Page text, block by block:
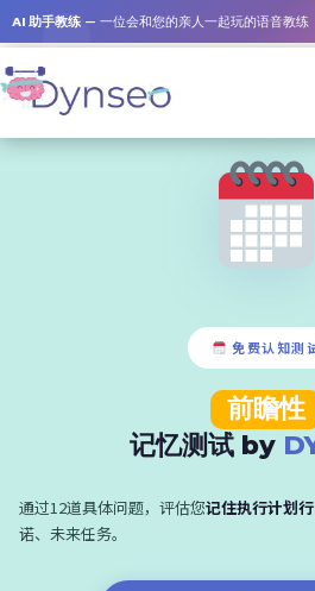
AI 助手教练 — 一位会和您的亲人一起玩的语音教练
免费认知测
前瞻性
记忆测试 by
通过12道具体问题，评估您记住执行计划
诺、未来任务。